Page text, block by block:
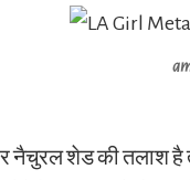
शेड की तलाश है